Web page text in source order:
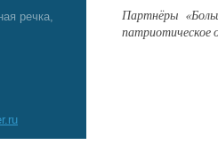
речка,
Партнёры
патриотическое